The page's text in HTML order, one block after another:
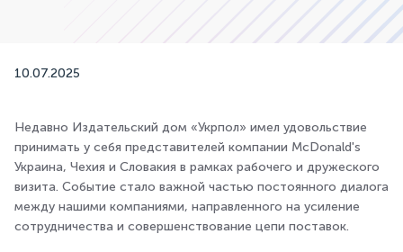
10.07.2025
Недавно Издательский дом «Укрпол» имел удовольствие
принимать у себя представителей компании McDonald's
Украина, Чехия и Словакия в рамках рабочего и дружеского
визита. Событие стало важной частью постоянного диалога
между нашими компаниями, направленного на усиление
сотрудничества и совершенствование цепи поставок.